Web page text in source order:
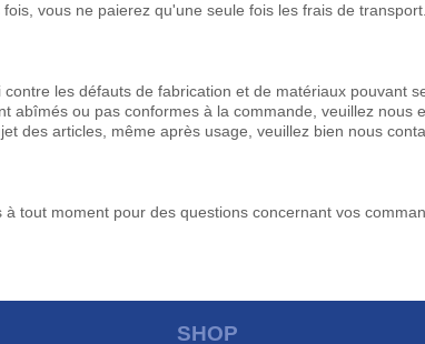
vous ne paierez qu'une seule fois les frais de transport.
les défauts de fabrication et de matériaux pouvant
abîmés ou pas conformes à la commande, veuillez
des articles, même après usage, veuillez bien nous
tout moment pour des questions concernant vos
SHOP